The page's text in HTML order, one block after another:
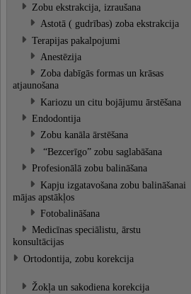
Zobu ekstrakcija, izraušana
Astotā ( gudrības) zoba ekstrakcija
Terapijas pakalpojumi
Anestēzija
Zoba dabīgās formas un krāsas
atjaunošana
Kariozu un citu bojājumu ārstēšana
Endodontija
Zobu kanāla ārstēšana
“Bezcerīgo” zobu saglabāšana
Profesionālā zobu balināšana
Kapju izgatavošana zobu balināšanai
mājas apstākļos
Fotobalināšana
Medicīnas speciālistu, ārstu
konsultācijas
Ortodontija, zobu korekcija
Žokļa un sakodiena korekcija